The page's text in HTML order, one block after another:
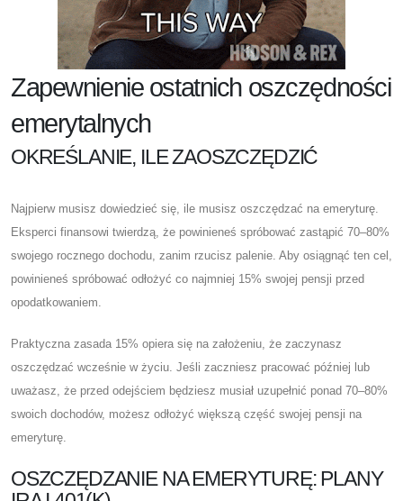
Zapewnienie ostatnich oszczędności
emerytalnych
OKREŚLANIE, ILE ZAOSZCZĘDZIĆ
Najpierw musisz dowiedzieć się, ile musisz oszczędzać na emeryturę.
Eksperci finansowi twierdzą, że powinieneś spróbować zastąpić 70–80%
swojego rocznego dochodu, zanim rzucisz palenie. Aby osiągnąć ten cel,
powinieneś spróbować odłożyć co najmniej 15% swojej pensji przed
opodatkowaniem.
Praktyczna zasada 15% opiera się na założeniu, że zaczynasz
oszczędzać wcześnie w życiu. Jeśli zaczniesz pracować później lub
uważasz, że przed odejściem będziesz musiał uzupełnić ponad 70–80%
swoich dochodów, możesz odłożyć większą część swojej pensji na
emeryturę.
OSZCZĘDZANIE NA EMERYTURĘ: PLANY